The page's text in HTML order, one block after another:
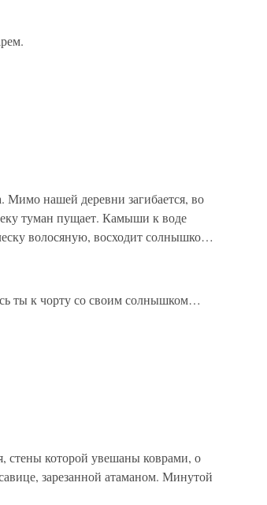
нашей деревни загибается, во
туман пущает. Камыши к воде
волосяную, восходит солнышко…
ты к чорту со своим солнышком…
стены которой увешаны коврами, о
зарезанной атаманом. Минутой